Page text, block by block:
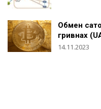
Обмен
гривнах
14.11.2023